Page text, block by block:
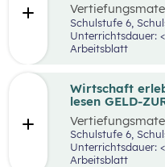
aufbereiteten
Mode”.
Unterrichtsdauer:
Arbeitsblatt
Wirtschaft
lesen GELD-
aufbereiteten
mit Geld-
Unterrichtsdauer:
Arbeitsblatt